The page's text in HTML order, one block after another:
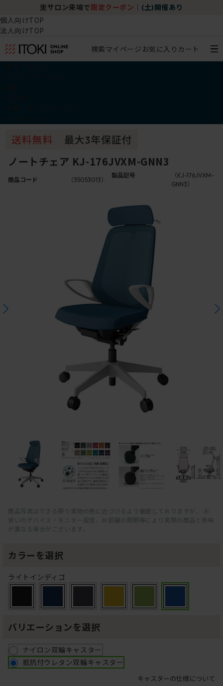
坐サロン来場で 限定クーポン (土)開催あり
個人向けTOP
法人向けTOP
検索マイページ お気に入り カート
ノートチェア KJ-176JVXM-GNN3
商品コード （35053013）
製品記号
（KJ-176JVXM-
GNN3）
商品写真はできる限り実物の色に近づけるよう徹底しておりますが、 お
使いのデバイス・モニター設定、お部屋の照明等により実際の商品と色味
が異なる場合がございます。
カラーを選択
ライトインディゴ
バリエーションを選択
ナイロン双輪キャスター
抵抗付ウレタン双輪キャスター
キャスターの仕様について